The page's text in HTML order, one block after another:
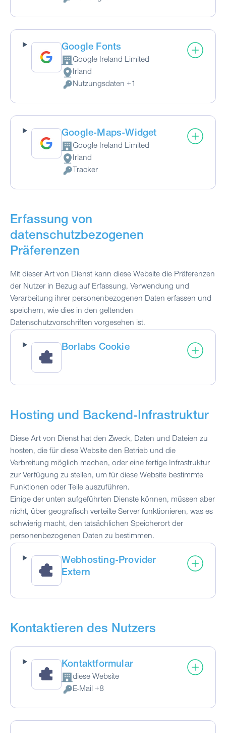
Verarbeitete personenbezogene Daten:
Google Fonts
Firma:
Google Ireland Limited
Verarbeitungsort:
Irland
Verarbeitete personenbezogene Daten:
Nutzungsdaten +1
Google-Maps-Widget
Firma:
Google Ireland Limited
Verarbeitungsort:
Irland
Verarbeitete personenbezogene Daten:
Tracker
Erfassung von
datenschutzbezogenen
Präferenzen
Mit dieser Art von Dienst kann diese Website die Präferenzen
der Nutzer in Bezug auf Erfassung, Verwendung und
Verarbeitung ihrer personenbezogenen Daten erfassen und
speichern, wie dies in den geltenden
Datenschutzvorschriften vorgesehen ist.
Borlabs Cookie
Hosting und Backend-Infrastruktur
Diese Art von Dienst hat den Zweck, Daten und Dateien zu
hosten, die für diese Website den Betrieb und die
Verbreitung möglich machen, oder eine fertige Infrastruktur
zur Verfügung zu stellen, um für diese Website bestimmte
Funktionen oder Teile auszuführen.
Einige der unten aufgeführten Dienste können, müssen aber
nicht, über geografisch verteilte Server funktionieren, was es
schwierig macht, den tatsächlichen Speicherort der
personenbezogenen Daten zu bestimmen.
Webhosting-Provider
Extern
Kontaktieren des Nutzers
Kontaktformular
Firma:
diese Website
Verarbeitete personenbezogene Daten:
E-Mail +8